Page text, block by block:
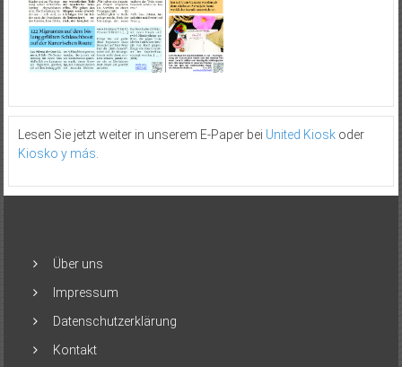
Lesen Sie jetzt weiter in unserem E-Paper bei United Kioskoder
Kiosko y más
Über uns
Impressum
Datenschutzerklärung
Kontakt